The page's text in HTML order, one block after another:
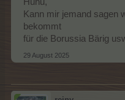
Kann mir jemand sagen
bekommt
für die Borussia Bärig
29 August 2025